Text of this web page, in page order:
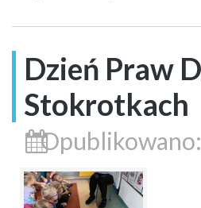
Dzień Praw
Stokrotkach